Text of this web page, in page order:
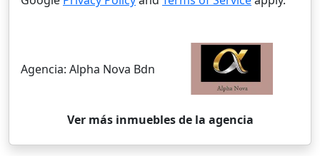
Agencia: Alpha Nova Bdn
Ver más inmuebles de la agencia